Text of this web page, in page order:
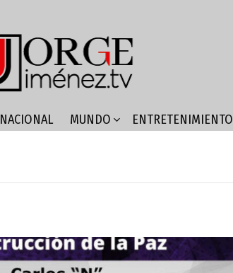
NACIONAL MUNDO ENTRETENIMIENTO